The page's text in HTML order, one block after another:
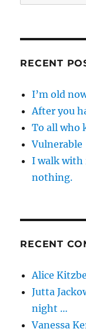
for:
RECENT
I’m old
After you
To all who
Vulnerable
I walk with
nothing.
RECENT
Alice
Jutta
night …
Vanessa